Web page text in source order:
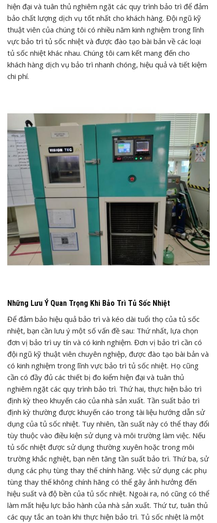
hiện đại và tuân thủ nghiêm ngặt các quy trình bảo trì để đảm
bảo chất lượng dịch vụ tốt nhất cho khách hàng. Đội ngũ kỹ
thuật viên của chúng tôi có nhiều năm kinh nghiệm trong lĩnh
vực bảo trì tủ sốc nhiệt và được đào tạo bài bản về các loại
tủ sốc nhiệt khác nhau. Chúng tôi cam kết mang đến cho
khách hàng dịch vụ bảo trì nhanh chóng, hiệu quả và tiết kiệm
chi phí.
Những Lưu Ý Quan Trọng Khi Bảo Trì Tủ Sốc Nhiệt
Để đảm bảo hiệu quả bảo trì và kéo dài tuổi thọ của tủ sốc
nhiệt, bạn cần lưu ý một số vấn đề sau: Thứ nhất, lựa chọn
đơn vị bảo trì uy tín và có kinh nghiệm. Đơn vị bảo trì cần có
đội ngũ kỹ thuật viên chuyên nghiệp, được đào tạo bài bản và
có kinh nghiệm trong lĩnh vực bảo trì tủ sốc nhiệt. Họ cũng
cần có đầy đủ các thiết bị đo kiểm hiện đại và tuân thủ
nghiêm ngặt các quy trình bảo trì. Thứ hai, thực hiện bảo trì
định kỳ theo khuyến cáo của nhà sản xuất. Tần suất bảo trì
định kỳ thường được khuyến cáo trong tài liệu hướng dẫn sử
dụng của tủ sốc nhiệt. Tuy nhiên, tần suất này có thể thay đổi
tùy thuộc vào điều kiện sử dụng và môi trường làm việc. Nếu
tủ sốc nhiệt được sử dụng thường xuyên hoặc trong môi
trường khắc nghiệt, bạn nên tăng tần suất bảo trì. Thứ ba, sử
dụng các phụ tùng thay thế chính hãng. Việc sử dụng các phụ
tùng thay thế không chính hãng có thể gây ảnh hưởng đến
hiệu suất và độ bền của tủ sốc nhiệt. Ngoài ra, nó cũng có thể
làm mất hiệu lực bảo hành của nhà sản xuất. Thứ tư, tuân thủ
các quy tắc an toàn khi thực hiện bảo trì. Tủ sốc nhiệt là một